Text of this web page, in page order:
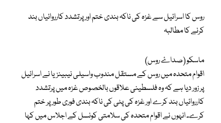
روس کا اسرائیل سے غزہ کی ناکہ بندی ختم اور پرتشدد کارروائیاں بند
کرنے کا مطالبہ
ماسکو (صداۓ روس)
اقوام متحدہ میں روس کے مستقل مندوب واسیلی نیبینزیا نے اسرائیل
پر زور دیا ہے کہ وہ فلسطینی علاقوں بالخصوص غزہ میں پرتشدد
کارروائیاں بند کرے اور غزہ کی پٹی کی ناکہ بندی فوری طور پر ختم
کرے۔ انہوں نے اقوام متحدہ کی سلامتی کونسل کے اجلاس میں کہا